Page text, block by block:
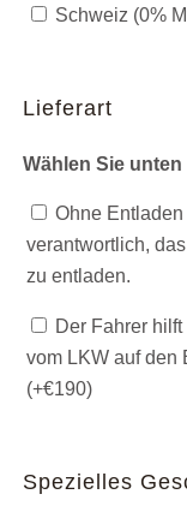
Schweiz (0%
Lieferart
Wählen Sie unten
Ohne
verantwortlich,
zu entladen.
Der Fahrer
vom LKW auf den
(+€190)
Spezielles